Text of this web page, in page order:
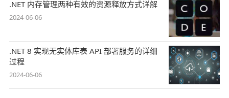
.NET 内存管理两种有效的资源释放方式详解
2024-06-06
.NET 8 实现无实体库表 API 部署服务的详细
过程
2024-06-06